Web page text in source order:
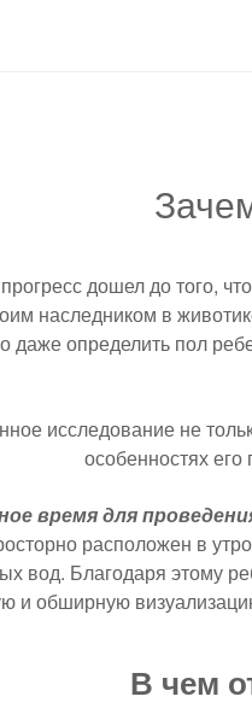
дошел до того,
наследником в
даже определить пол
исследование не
особенностях
время для
расположен в
вод. Благодаря этому
и обширную
В чем